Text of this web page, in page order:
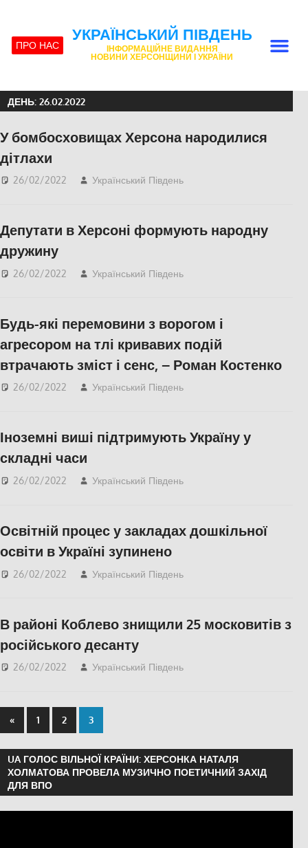
ПРО НАС
УКРАЇНСЬКИЙ ПІВДЕНЬ
ІНФОРМАЦІЙНЕ ВИДАННЯ
НОВИНИ ХЕРСОНЩИНИ І УКРАЇНИ
ДЕНЬ:26.02.2022
У бомбосховищах Херсона народилися
дітлахи
26/02/2022 Український Південь
у Соцмережах,
Депутати в Херсоні формують народну
дружину
26/02/2022 Український Південь
у Соцмережах
ПОПУЛЯРНЕ
СУСПІЛЬСТВО
Херсонська область
Будь-які перемовини з ворогом і
агресором на тлі кривавих подій
втрачають зміст і сенс, – Роман Костенко
26/02/2022 Український Південь
СУСПІЛЬСТВО
Іноземні виші підтримують Україну у
складні часи
26/02/2022 Український Південь
СУСПІЛЬСТВО
Освітній процес у закладах дошкільної
освіти в Україні зупинено
26/02/2022 Український Південь
В районі Коблево знищили 25 московитів з
російського десанту
26/02/2022 Український Південь
« 1 2 3
UA ГОЛОС ВІЛЬНОЇ КРАЇНИ: ХЕРСОНКА НАТАЛЯ
ХОЛМАТОВА ПРОВЕЛА МУЗИЧНО ПОЕТИЧНИЙ ЗАХІД
ДЛЯ ВПО